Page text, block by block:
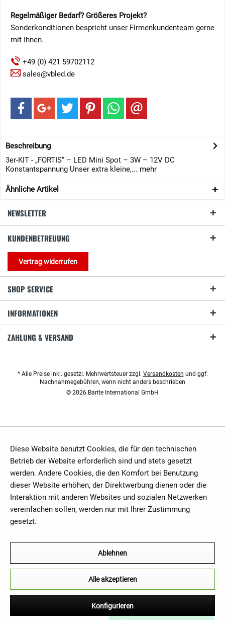
Regelmäßiger Bedarf? Größeres Projekt?
Sonderkonditionen bespricht unser Firmenkundenteam gerne
mit Ihnen.
+49 (0) 421 59702112
sales@vbled.de
Beschreibung
3er-KIT - „FORTIS“ – LED Mini Spot – 3W – 12V DC
Konstantspannung Unser extra kleine,... mehr
Ähnliche Artikel
NEWSLETTER
KUNDENBETREUUNG
Vertrag widerrufen
SHOP SERVICE
INFORMATIONEN
ZAHLUNG & VERSAND
* Alle Preise inkl. gesetzl. Mehrwertsteuer zzgl. Versandkosten und ggf.
Nachnahmegebühren, wenn nicht anders beschrieben
© 2026 Barite International GmbH
Diese Website benutzt Cookies, die für den technischen
Betrieb der Website erforderlich sind und stets gesetzt
werden. Andere Cookies, die den Komfort bei Benutzung
dieser Website erhöhen, der Direktwerbung dienen oder die
Interaktion mit anderen Websites und sozialen Netzwerken
vereinfachen sollen, werden nur mit Ihrer Zustimmung
gesetzt.
Ablehnen
Alle akzeptieren
Konfigurieren